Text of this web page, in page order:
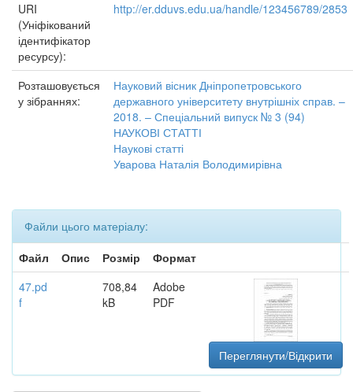
URI
(Уніфікований
ідентифікатор
ресурсу):
http://er.dduvs.edu.ua/handle/123456789/2853
Розташовується
у зібраннях:
Науковий вісник Дніпропетровського
державного університету внутрішніх справ. –
2018. – Спеціальний випуск № 3 (94)
НАУКОВІ СТАТТІ
Наукові статті
Уварова Наталія Володимирівна
Файли цього матеріалу:
Файл
Опис Розмір
Формат
47.pd
f
708,84
kB
Adobe
PDF
Переглянути/Відкрити